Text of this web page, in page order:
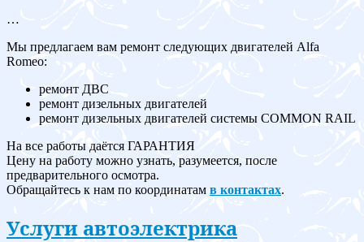
…
Мы предлагаем вам ремонт следующих двигателей Alfa
Romeo:
ремонт ДВС
ремонт дизельных двигателей
ремонт дизельных двигателей системы COMMON RAIL
На все работы даётся ГАРАНТИЯ
Цену на работу можно узнать, разумеется, после
предварительного осмотра.
Обращайтесь к нам по координатам в контактах.
Услуги автоэлектрика